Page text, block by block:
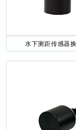
水下测距传感器